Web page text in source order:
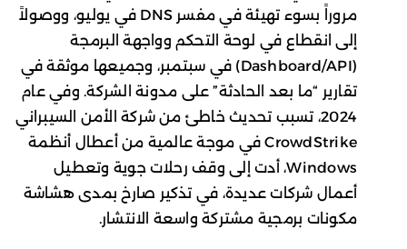
مروراً بسوء تهيئة في مفسر DNS في يوليو، ووصولاً
إلى انقطاع في لوحة التحكم وواجهة البرمجة
(Dashboard/API) في سبتمبر، وجميعها موثقة في
تقارير “ما بعد الحادثة” على مدونة الشركة. وفي عام
2024، تسبب تحديث خاطئ من شركة الأمن السيبراني
CrowdStrike في موجة عالمية من أعطال أنظمة
Windows، أدت إلى وقف رحلات جوية وتعطيل
أعمال شركات عديدة، في تذكير صارخ بمدى هشاشة
مكونات برمجية مشتركة واسعة الانتشار.